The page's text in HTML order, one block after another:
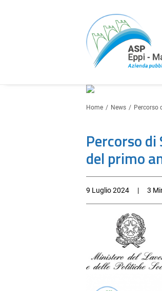
Home News Percorso
Percorso
del primo
9 Luglio 2024 | 3